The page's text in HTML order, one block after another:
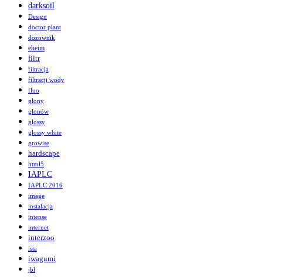
darksoil
Design
doctor plant
dozownik
eheim
filtr
filtracja
filtracji wody
fluo
glony
glonów
glossy
glossy white
growise
hardscape
html5
IAPLC
IAPLC 2016
image
instalacja
intense
internet
interzoo
ista
iwagumi
jbl